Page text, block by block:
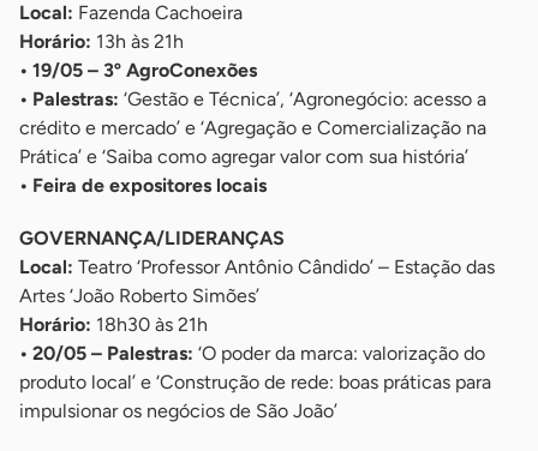
Local: Fazenda Cachoeira
Horário: 13h às 21h
• 19/05 – 3º AgroConexões
• Palestras: ‘Gestão e Técnica’, ‘Agronegócio: acesso a
crédito e mercado’ e ‘Agregação e Comercialização na
Prática’ e ‘Saiba como agregar valor com sua história’
• Feira de expositores locais
GOVERNANÇA/LIDERANÇAS
Local: Teatro ‘Professor Antônio Cândido’ – Estação das
Artes ‘João Roberto Simões’
Horário: 18h30 às 21h
• 20/05 – Palestras: ‘O poder da marca: valorização do
produto local’ e ‘Construção de rede: boas práticas para
impulsionar os negócios de São João’